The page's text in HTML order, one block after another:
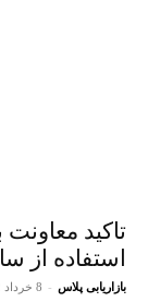
تاکید
استفاده از
بازاریابی پلاس - 8 خرداد 1402